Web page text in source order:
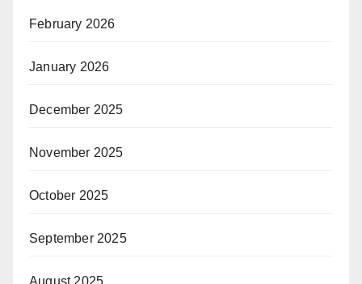
February 2026
January 2026
December 2025
November 2025
October 2025
September 2025